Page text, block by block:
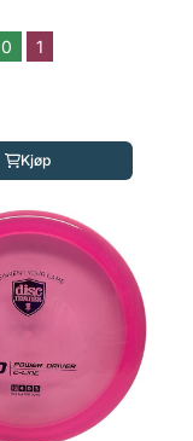
0 1
Kjøp